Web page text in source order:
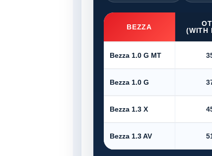
BEZZA
(WITH
Bezza 1.0 G MT
Bezza 1.0 G
Bezza 1.3 X
Bezza 1.3 AV